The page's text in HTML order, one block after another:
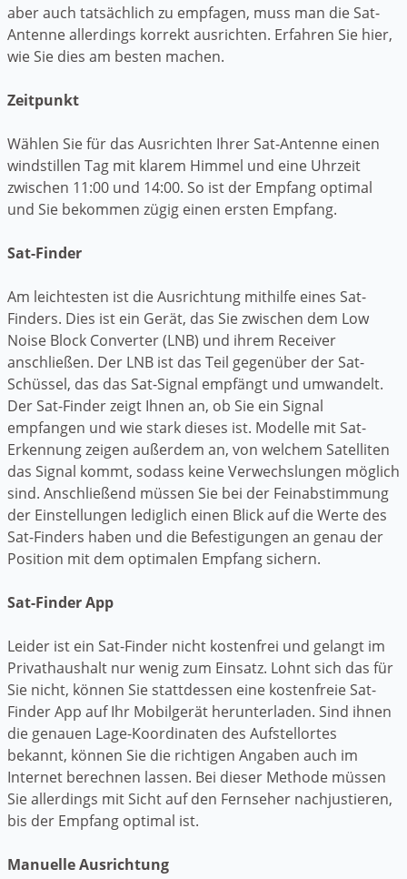
aber auch tatsächlich zu empfagen, muss man die Sat-
Antenne allerdings korrekt ausrichten. Erfahren Sie hier,
wie Sie dies am besten machen.
Zeitpunkt
Wählen Sie für das Ausrichten Ihrer Sat-Antenne einen
windstillen Tag mit klarem Himmel und eine Uhrzeit
zwischen 11:00 und 14:00. So ist der Empfang optimal
und Sie bekommen zügig einen ersten Empfang.
Sat-Finder
Am leichtesten ist die Ausrichtung mithilfe eines Sat-
Finders. Dies ist ein Gerät, das Sie zwischen dem Low
Noise Block Converter (LNB) und ihrem Receiver
anschließen. Der LNB ist das Teil gegenüber der Sat-
Schüssel, das das Sat-Signal empfängt und umwandelt.
Der Sat-Finder zeigt Ihnen an, ob Sie ein Signal
empfangen und wie stark dieses ist. Modelle mit Sat-
Erkennung zeigen außerdem an, von welchem Satelliten
das Signal kommt, sodass keine Verwechslungen möglich
sind. Anschließend müssen Sie bei der Feinabstimmung
der Einstellungen lediglich einen Blick auf die Werte des
Sat-Finders haben und die Befestigungen an genau der
Position mit dem optimalen Empfang sichern.
Sat-Finder App
Leider ist ein Sat-Finder nicht kostenfrei und gelangt im
Privathaushalt nur wenig zum Einsatz. Lohnt sich das für
Sie nicht, können Sie stattdessen eine kostenfreie Sat-
Finder App auf Ihr Mobilgerät herunterladen. Sind ihnen
die genauen Lage-Koordinaten des Aufstellortes
bekannt, können Sie die richtigen Angaben auch im
Internet berechnen lassen. Bei dieser Methode müssen
Sie allerdings mit Sicht auf den Fernseher nachjustieren,
bis der Empfang optimal ist.
Manuelle Ausrichtung